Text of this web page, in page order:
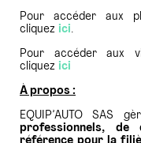
Pour accéder aux
cliquez ici.
Pour accéder aux
cliquez ici
À propos :
EQUIP’AUTO SAS
professionnels, de